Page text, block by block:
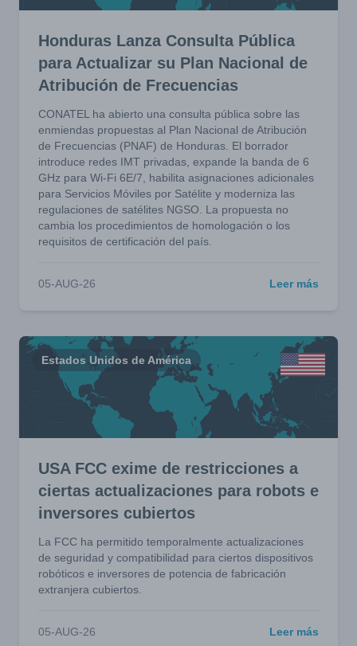
Honduras Lanza Consulta Pública
para Actualizar su Plan Nacional de
Atribución de Frecuencias
CONATEL ha abierto una consulta pública sobre las
enmiendas propuestas al Plan Nacional de Atribución
de Frecuencias (PNAF) de Honduras. El borrador
introduce redes IMT privadas, expande la banda de 6
GHz para Wi-Fi 6E/7, habilita asignaciones adicionales
para Servicios Móviles por Satélite y moderniza las
regulaciones de satélites NGSO. La propuesta no
cambia los procedimientos de homologación o los
requisitos de certificación del país.
05-AUG-26 Leer más
Estados Unidos de América
USA FCC exime de restricciones a
ciertas actualizaciones para robots e
inversores cubiertos
La FCC ha permitido temporalmente actualizaciones
de seguridad y compatibilidad para ciertos dispositivos
robóticos e inversores de potencia de fabricación
extranjera cubiertos.
05-AUG-26 Leer más